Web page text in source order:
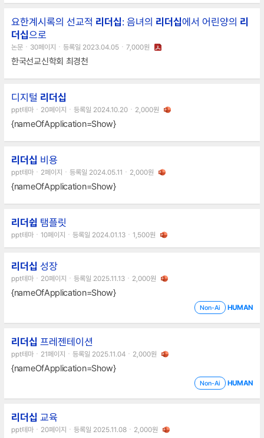
요한계시록의 선교적 리더십: 음녀의 리더십에서 어린양의 리
더십으로
논문ㆍ30페이지ㆍ등록일 2023.04.05ㆍ7,000원
한국선교신학회 최경천
디지털 리더십
ppt테마ㆍ20페이지ㆍ등록일 2024.10.20ㆍ2,000원
{nameOfApplication=Show}
리더십 비용
ppt테마ㆍ2페이지ㆍ등록일 2024.05.11ㆍ2,000원
{nameOfApplication=Show}
리더쉽 탬플릿
ppt테마ㆍ10페이지ㆍ등록일 2024.01.13ㆍ1,500원
리더십 성장
ppt테마ㆍ20페이지ㆍ등록일 2025.11.13ㆍ2,000원
{nameOfApplication=Show}
Non-Ai HUMAN
리더십 프레젠테이션
ppt테마ㆍ21페이지ㆍ등록일 2025.11.04ㆍ2,000원
{nameOfApplication=Show}
Non-Ai HUMAN
리더십 교육
ppt테마ㆍ20페이지ㆍ등록일 2025.11.08ㆍ2,000원